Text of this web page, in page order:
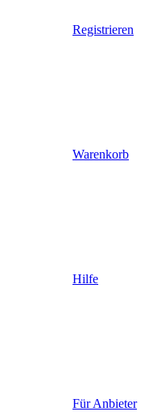
Registrieren
Warenkorb
Hilfe
Für Anbieter